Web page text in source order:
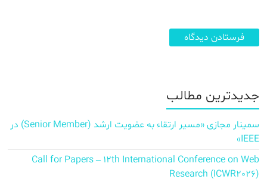
جدیدترین مطالب
سمینار مجازی «مسیر ارتقاء به عضویت ارشد (Senior Member) در
IEEE»
Call for Papers – 12th International Conference on Web
Research (ICWR2026)